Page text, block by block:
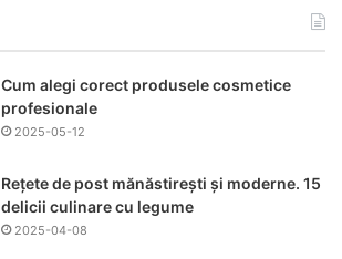
Cum alegi corect produsele cosmetice
profesionale
2025-05-12
Rețete de post mănăstirești și moderne. 15
delicii culinare cu legume
2025-04-08